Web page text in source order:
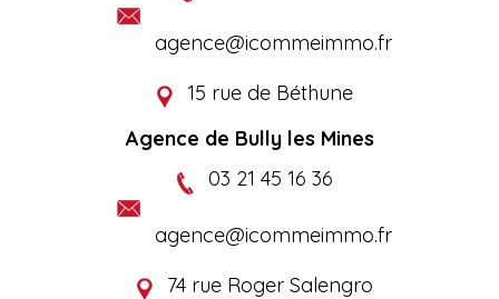
agence@icommeimmo.fr
15 rue de Béthune
Agence de Bully les Mines
03 21 45 16 36
agence@icommeimmo.fr
74 rue Roger Salengro